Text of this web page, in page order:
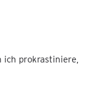
ich prokrastiniere,